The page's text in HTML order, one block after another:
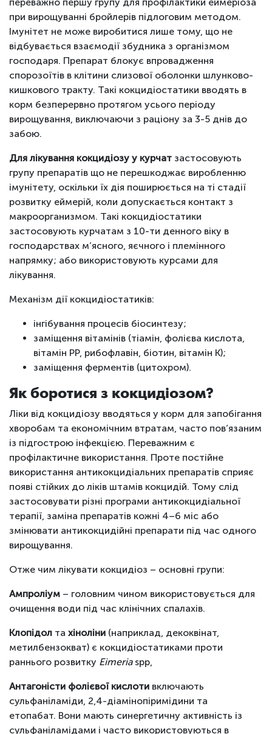
при вирощуванні бройлерів підлоговим методом.
Імунітет не може виробитися лише тому, що не
відбувається взаємодії збудника з організмом
господаря. Препарат блокує впровадження
спорозоїтів в клітини слизової оболонки шлунково-
кишкового тракту. Такі кокцидіостатики вводять в
корм безперервно протягом усього періоду
вирощування, виключаючи з раціону за 3-5 днів до
забою.
Для лікування кокцидіозу у курчат застосовують
групу препаратів що не перешкоджає виробленню
імунітету, оскільки їх дія поширюється на ті стадії
розвитку еймерій, коли допускається контакт з
макроорганизмом. Такі кокцидіостатики
застосовують курчатам з 10-ти денного віку в
господарствах м’ясного, яєчного і племінного
напрямку; або використовують курсами для
лікування.
Механізм дії кокцидіостатиків:
інгібування процесів біосинтезу;
заміщення вітамінів (тіамін, фолієва кислота,
вітамін РР, рибофлавін, біотин, вітамін К);
заміщення ферментів (цитохром).
Як боротися з кокцидіозом?
Ліки від кокцидіозу вводяться у корм для запобігання
хворобам та економічним втратам, часто пов’язаним
із підгострою інфекцією. Переважним є
профілактичне використання. Проте постійне
використання антикокцидіальних препаратів сприяє
появі стійких до ліків штамів кокцидій. Тому слід
застосовувати різні програми антикокцидіальної
терапії, заміна препаратів кожні 4–6 міс або
змінювати антикокцидійні препарати під час одного
вирощування.
Отже чим лікувати кокцидіоз – основні групи:
Ампроліум – головним чином використовується для
очищення води під час клінічних спалахів.
Клопідол та хіноліни (наприклад, декоквінат,
метилбензокват) є кокцидіостатиками проти
раннього розвитку Eimeriaspp,
Антагоністи фолієвої кислоти включають
сульфаніламіди, 2,4-діамінопіримідини та
етопабат. Вони мають синергетичну активність із
сульфаніламідами і часто використовуються в